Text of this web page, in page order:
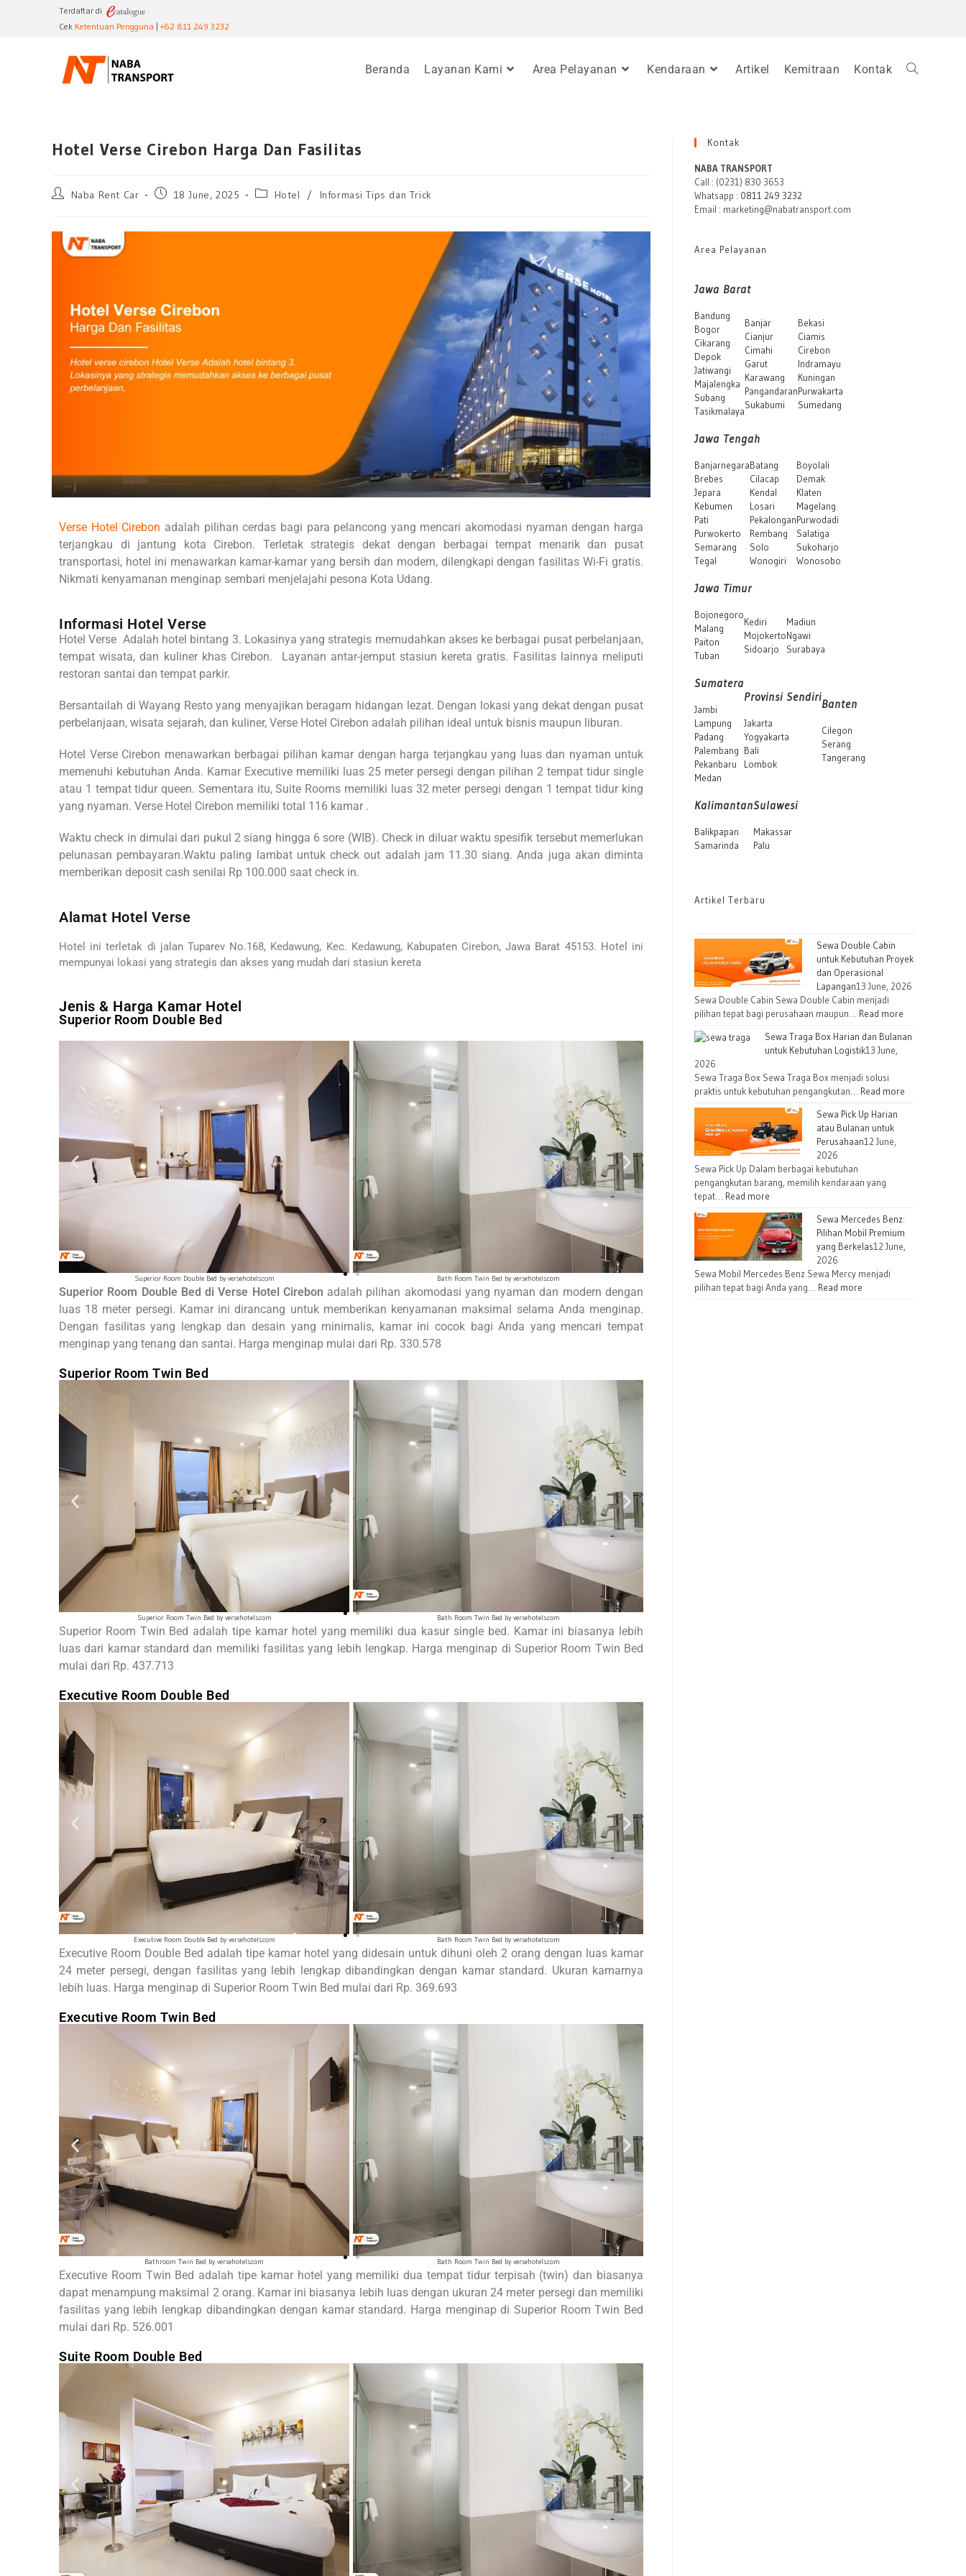
Terdaftar di
Cek Ketentuan Pengguna +62 811 249 3232
Beranda Layanan Kami Area Pelayanan Kendaraan Artikel Kemitraan Kontak
Hotel Verse Cirebon Harga Dan Fasilitas
Naba Rent Car 18 June, 2025 Hotel / Informasi Tips dan Trick
Verse Hotel Cirebon adalah pilihan cerdas bagi para pelancong yang mencari akomodasi nyaman dengan harga
terjangkau di jantung kota Cirebon. Terletak strategis dekat dengan berbagai tempat menarik dan pusat
transportasi, hotel ini menawarkan kamar-kamar yang bersih dan modern, dilengkapi dengan fasilitas Wi-Fi gratis.
Nikmati kenyamanan menginap sembari menjelajahi pesona Kota Udang.
Informasi Hotel Verse
Hotel Verse Adalah hotel bintang 3. Lokasinya yang strategis memudahkan akses ke berbagai pusat perbelanjaan,
tempat wisata, dan kuliner khas Cirebon. Layanan antar-jemput stasiun kereta gratis. Fasilitas lainnya meliputi
restoran santai dan tempat parkir.
Bersantailah di Wayang Resto yang menyajikan beragam hidangan lezat. Dengan lokasi yang dekat dengan pusat
perbelanjaan, wisata sejarah, dan kuliner, Verse Hotel Cirebon adalah pilihan ideal untuk bisnis maupun liburan.
Hotel Verse Cirebon menawarkan berbagai pilihan kamar dengan harga terjangkau yang luas dan nyaman untuk
memenuhi kebutuhan Anda. Kamar Executive memiliki luas 25 meter persegi dengan pilihan 2 tempat tidur single
atau 1 tempat tidur queen. Sementara itu, Suite Rooms memiliki luas 32 meter persegi dengan 1 tempat tidur king
yang nyaman. Verse Hotel Cirebon memiliki total 116 kamar .
Waktu check in dimulai dari pukul 2 siang hingga 6 sore (WIB). Check in diluar waktu spesifik tersebut memerlukan
pelunasan pembayaran.Waktu paling lambat untuk check out adalah jam 11.30 siang. Anda juga akan diminta
memberikan deposit cash senilai Rp 100.000 saat check in.
Alamat Hotel Verse
Hotel ini terletak di jalanTuparev No.168, Kedawung, Kec. Kedawung, Kabupaten Cirebon, Jawa Barat 45153. Hotel
ini
mempunyai lokasi yang strategis dan akses yang mudah dari stasiun kereta
Jenis & Harga Kamar Hotel
Superior Room Double Bed
Bath Room Twin Bed by versehotels.com Superior Room Double Bed by versehotels.com Bath Room Twin Bed by versehotels.com
Superior Room Double Bed di Verse Hotel Cirebon adalah pilihan akomodasi yang nyaman dan modern dengan
luas 18 meter persegi. Kamar ini dirancang untuk memberikan kenyamanan maksimal selama Anda menginap.
Dengan fasilitas yang lengkap dan desain yang minimalis, kamar ini cocok bagi Anda yang mencari tempat
menginap yang tenang dan santai. Harga menginap mulai dari Rp. 330.578
Superior Room Twin Bed
Bath Room Twin Bed by versehotels.com Superior Room Twin Bed by versehotels.com
Superior Room Twin Bed adalah tipe kamar hotel yang memiliki dua kasur single bed. Kamar ini biasanya lebih
luas dari kamar standard dan memiliki fasilitas yang lebih lengkap. Harga menginap di Superior Room Twin Bed
mulai dari Rp. 437.713
Executive Room Double Bed
Bath Room Twin Bed by versehotels.com Executive Room Double Bed by versehotels.com
Executive Room Double Bed adalah tipe kamar hotel yang didesain untuk dihuni oleh 2 orang dengan luas kamar
24 meter persegi, dengan fasilitas yang lebih lengkap dibandingkan dengan kamar standard. Ukuran kamarnya
lebih luas. Harga menginap di Superior Room Twin Bed mulai dari Rp. 369.693
Executive Room Twin Bed
Bath Room Twin Bed by versehotels.com Bathroom Twin Bed by versehotels.com
Executive Room Twin Bed adalah tipe kamar hotel yang memiliki dua tempat tidur terpisah (twin) dan biasanya
dapat menampung maksimal 2 orang. Kamar ini biasanya lebih luas dengan ukuran 24 meter persegi dan memiliki
fasilitas yang lebih lengkap dibandingkan dengan kamar standard. Harga menginap di Superior Room Twin Bed
mulai dari Rp. 526.001
Suite Room Double Bed
Kontak
NABA TRANSPORT
Call : (0231) 830 3653
Whatsapp : 0811 249 3232
Email : marketing@nabatransport.com
Area Pelayanan
Jawa Barat
Bandung
Bogor
Cikarang
Depok
Jatiwangi
Majalengka
Subang
Tasikmalaya
Banjar
Cianjur
Cimahi
Garut
Karawang
Pangandaran
Sukabumi
Bekasi
Ciamis
Cirebon
Indramayu
Kuningan
Purwakarta
Sumedang
Jawa Tengah
Banjarnegara
Brebes
Jepara
Kebumen
Pati
Purwokerto
Semarang
Tegal
Batang
Cilacap
Kendal
Losari
Pekalongan
Rembang
Solo
Wonogiri
Boyolali
Demak
Klaten
Magelang
Purwodadi
Salatiga
Sukoharjo
Wonosobo
Jawa Timur
Bojonegoro
Malang
Paiton
Tuban
Kediri
Mojokerto
Sidoarjo
Madiun
Ngawi
Surabaya
Sumatera
Jambi
Lampung
Padang
Palembang
Pekanbaru
Medan
Provinsi Sendiri
Jakarta
Yogyakarta
Bali
Lombok
Banten
Cilegon
Serang
Tangerang
Kalimantan
Balikpapan
Samarinda
Sulawesi
Makassar
Palu
Artikel Terbaru
Sewa Double Cabin
untuk Kebutuhan Proyek
dan Operasional
Lapangan13 June, 2026
Sewa Double Cabin Sewa Double Cabin menjadi
pilihan tepat bagi perusahaan maupun… Read more
Sewa Traga Box Harian dan Bulanan
untuk Kebutuhan Logistik13 June,
2026
Sewa Traga Box Sewa Traga Box menjadi solusi
praktis untuk kebutuhan pengangkutan… Read more
Sewa Pick Up Harian
atau Bulanan untuk
Perusahaan12 June,
2026
Sewa Pick Up Dalam berbagai kebutuhan
pengangkutan barang, memilih kendaraan yang
tepat… Read more
Sewa Mercedes Benz:
Pilihan Mobil Premium
yang Berkelas12 June,
2026
Sewa Mobil Mercedes Benz Sewa Mercy menjadi
pilihan tepat bagi Anda yang… Read more